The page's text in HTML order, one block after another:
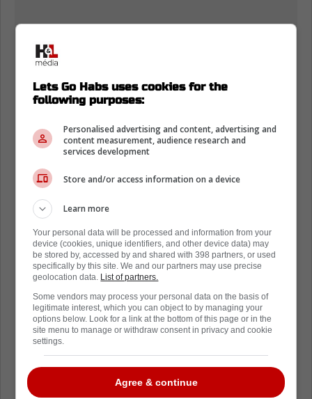
Lets Go Habs uses cookies for the
following purposes:
Personalised advertising and content, advertising and
content measurement, audience research and
services development
Store and/or access information on a device
Learn more
Your personal data will be processed and information from your
device (cookies, unique identifiers, and other device data) may
be stored by, accessed by and shared with 398 partners, or used
specifically by this site. We and our partners may use precise
geolocation data. List of partners.
Some vendors may process your personal data on the basis of
legitimate interest, which you can object to by managing your
options below. Look for a link at the bottom of this page or in the
site menu to manage or withdraw consent in privacy and cookie
settings.
Agree & continue